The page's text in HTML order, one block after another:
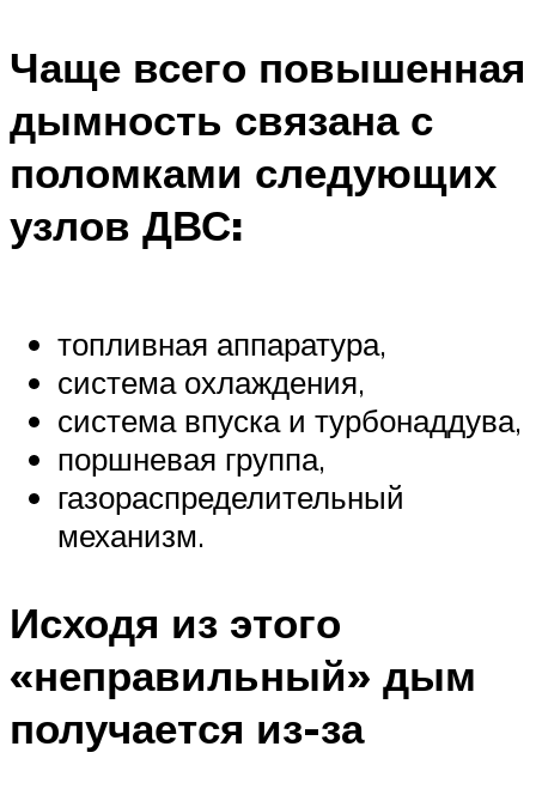
Чаще всего повышенная
дымность связана с
поломками следующих
узлов ДВС:
топливная аппаратура,
система охлаждения,
система впуска и турбонаддува,
поршневая группа,
газораспределительный
механизм.
Исходя из этого
«неправильный» дым
получается из-за